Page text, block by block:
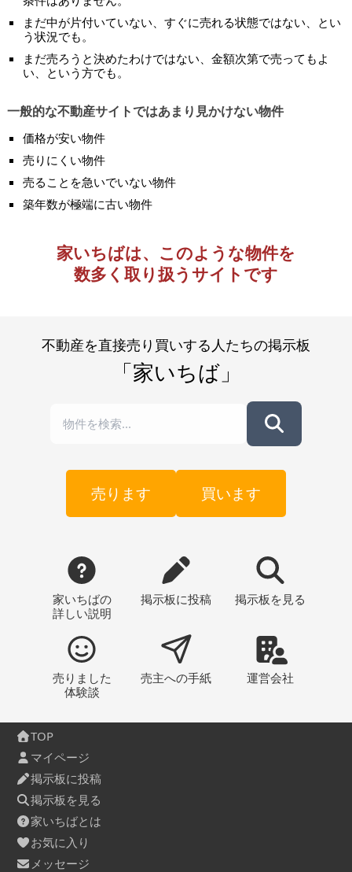
まだ中が片付いていない、すぐに売れる状態ではない、とい
う状況でも。
まだ売ろうと決めたわけではない、金額次第で売ってもよ
い、という方でも。
一般的な不動産サイトではあまり見かけない物件
価格が安い物件
売りにくい物件
売ることを急いでいない物件
築年数が極端に古い物件
家いちばは、このような物件を
数多く取り扱うサイトです
不動産を直接売り買いする人たちの掲示板
「家いちば」
売ります 買います
家いちばの
詳しい説明
掲示板に投稿 掲示板 を見る
売りました
体験談
売主への手紙 運営会社
TOP
マイページ
掲示板に投稿
掲示板を見る
家いちばとは
お気に入り
メッセージ